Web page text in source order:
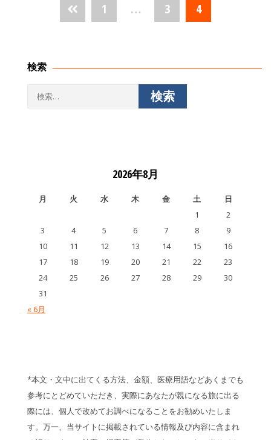
1 … 3 4
検索
2026年8月
月 火 水 木 金 土
日
1
2
3
4 5 6 7 8
9
10
11 12 13 14 15
16
17
18 19 20 21 22
23
24
25 26 27 28 29
30
31
« 6月
*本文・文中に出てくる方法、金額、医療用語などあくまでも
参考にとどめていただき、実際にあなたが親になる旅に出る
際には、個人で改めてお調べになることをお勧めいたしま
す。万一、当サイトに掲載されている情報及び内容に含まれ